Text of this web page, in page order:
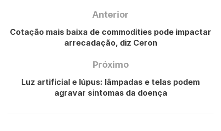
Anterior
Cotação mais baixa de commodities pode impactar
arrecadação, diz Ceron
Próximo
Luz artificial e lúpus: lâmpadas e telas podem
agravar sintomas da doença